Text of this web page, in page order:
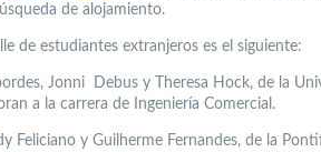
de alojamiento.
de estudiantes extranjeros es el siguiente:
Jonni Debus y Theresa Hock, de la
a la carrera de Ingeniería Comercial.
Feliciano y Guilherme Fernandes, de la